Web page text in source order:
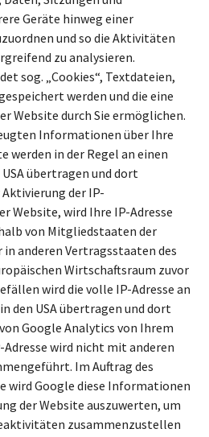
Geräte hinweg einer
und so die Aktivitäten
zu analysieren.
sog. „Cookies“, Textdateien,
werden und die eine
Website durch Sie ermöglichen.
Informationen über Ihre
werden in der Regel an einen
übertragen und dort
der IP-
Website, wird Ihre IP-Adresse
von Mitgliedstaaten der
in anderen Vertragsstaaten des
Wirtschaftsraum zuvor
wird die volle IP-Adresse an
den USA übertragen und dort
Google Analytics von Ihrem
wird nicht mit anderen
Im Auftrag des
wird Google diese Informationen
der Website auszuwerten, um
zusammenzustellen